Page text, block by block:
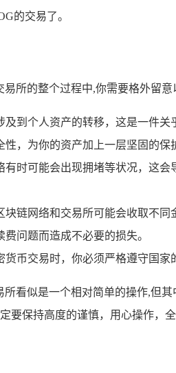
的交易了。
所的整个过程中,你需要格外留意
及到个人资产的转移，这是一件
，为你的资产加上一层坚固的保
有时可能会出现拥堵等状况，这
块链网络和交易所可能会收取不
问题而造成不必要的损失。
货币交易时，你必须严格遵守国
所看似是一个相对简单的操作,但
要保持高度的谨慎，用心操作，